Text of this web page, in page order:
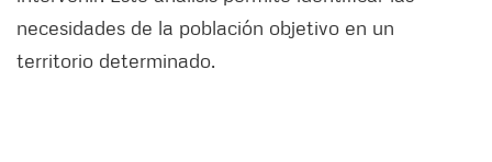
necesidades de la población objetivo en un
territorio determinado.